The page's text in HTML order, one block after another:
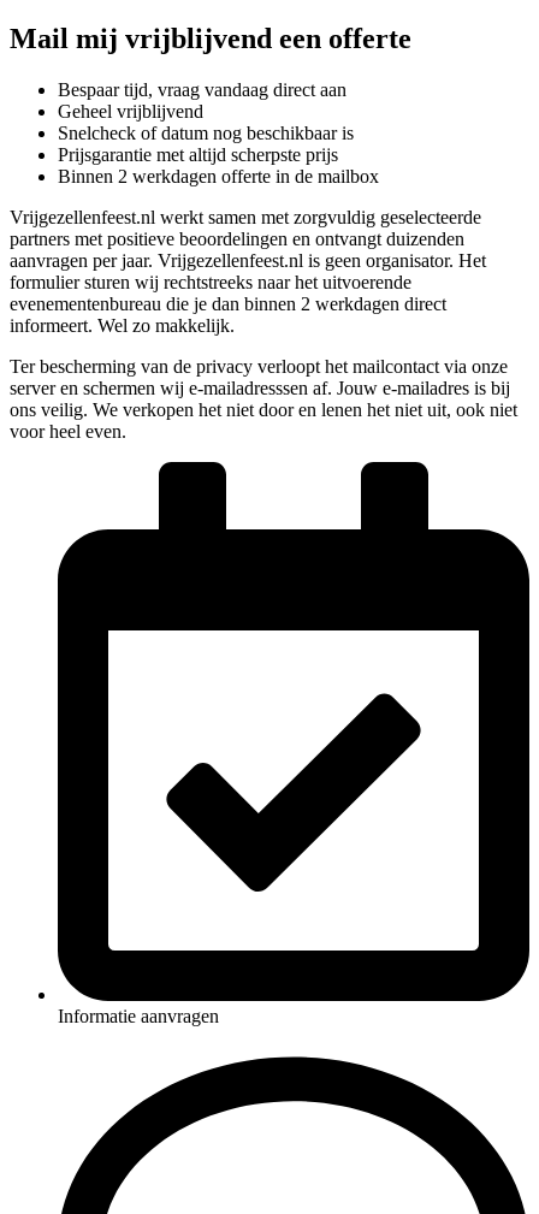
Mail mij vrijblijvend een offerte
Bespaar tijd, vraag vandaag direct aan
Geheel vrijblijvend
Snelcheck of datum nog beschikbaar is
Prijsgarantie met altijd scherpste prijs
Binnen 2 werkdagen offerte in de mailbox
Vrijgezellenfeest.nl werkt samen met zorgvuldig geselecteerde
partners met positieve beoordelingen en ontvangt duizenden
aanvragen per jaar. Vrijgezellenfeest.nl is geen organisator. Het
formulier sturen wij rechtstreeks naar het uitvoerende
evenementenbureau die je dan binnen 2 werkdagen direct
informeert. Wel zo makkelijk.
Ter bescherming van de privacy verloopt het mailcontact via onze
server en schermen wij e-mailadresssen af. Jouw e-mailadres is bij
ons veilig. We verkopen het niet door en lenen het niet uit, ook niet
voor heel even.
Informatie aanvragen